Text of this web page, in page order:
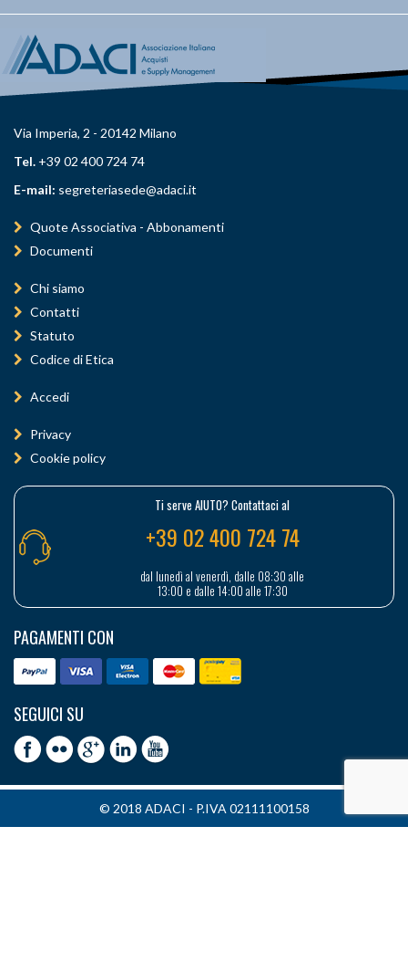
Via Imperia, 2 - 20142 Milano
Tel. +39 02 400 724 74
E-mail: segreteriasede@adaci.it
Quote Associativa - Abbonamenti
Documenti
Chi siamo
Contatti
Statuto
Codice di Etica
Accedi
Privacy
Cookie policy
Ti serve AIUTO? Contattaci al
+39 02 400 724 74
dal lunedì al venerdì, dalle 08:30 alle
13:00 e dalle 14:00 alle 17:30
PAGAMENTI CON
SEGUICI SU
© 2018 ADACI - P.IVA 02111100158